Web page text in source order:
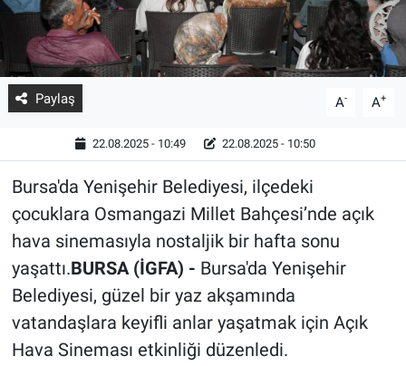
Paylaş A- A+
22.08.2025 - 10:49 22.08.2025 - 10:50
Bursa'da Yenişehir Belediyesi, ilçedeki
çocuklara Osmangazi Millet Bahçesi’nde açık
hava sinemasıyla nostaljik bir hafta sonu
yaşattı.BURSA (İGFA) - Bursa'da Yenişehir
Belediyesi, güzel bir yaz akşamında
vatandaşlara keyifli anlar yaşatmak için Açık
Hava Sineması etkinliği düzenledi.